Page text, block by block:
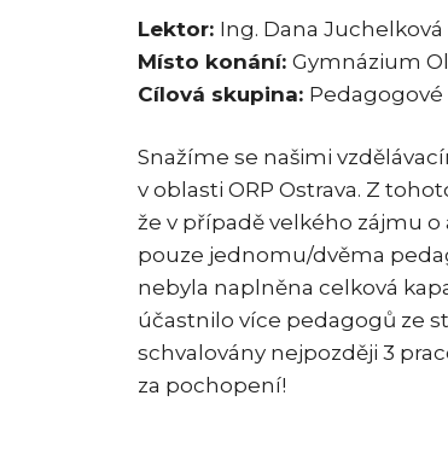
Lektor: Ing. Dana Juchelková
Místo konání: Gymnázium
Cílová skupina: Pedagogové
Snažíme se našimi
v oblasti ORP Ostrava. Z
že v případě velkého zájmu
pouze jednomu/dvěma
nebyla naplněna celková
účastnilo více pedagogů ze
schvalovány nejpozději 3
za pochopení!